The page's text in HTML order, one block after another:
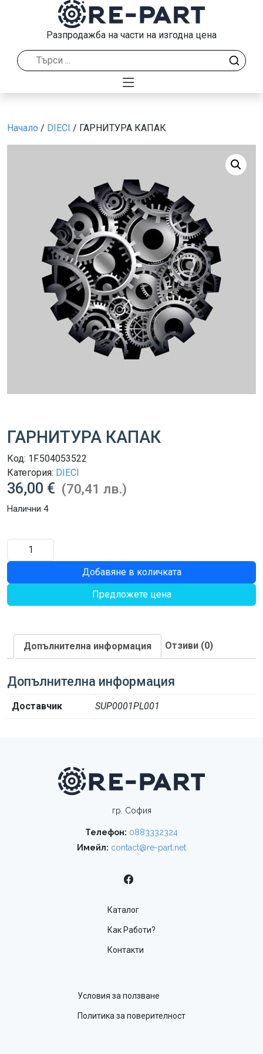
Разпродажба на части на изгодна цена
Начало / DIECI / ГАРНИТУРА КАПАК
ГАРНИТУРА КАПАК
Код: 1F.504053522
Категория: DIECI
36,00 € (70,41 лв.)
Налични 4
количество
за
КАПАК
Добавяне в количката
Предложете цена
Допълнителна информация Отзиви (0)
Допълнителна информация
Доставчик SUP0001PL001
гр. София
Телефон: 0883332324
Имейл: contact@re-part.net
Каталог
Как Работи?
Контакти
Условия за ползване
Политика за поверителност